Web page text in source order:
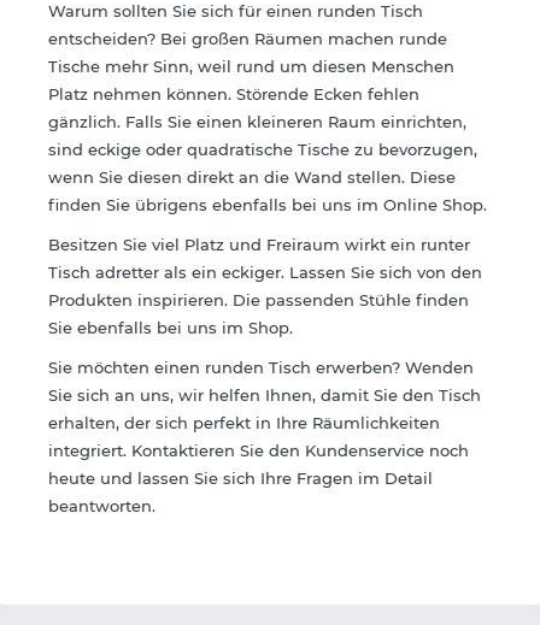
Warum sollten Sie sich für einen runden Tisch
entscheiden? Bei großen Räumen machen runde
Tische mehr Sinn, weil rund um diesen Menschen
Platz nehmen können. Störende Ecken fehlen
gänzlich. Falls Sie einen kleineren Raum einrichten,
sind eckige oder quadratische Tische zu bevorzugen,
wenn Sie diesen direkt an die Wand stellen. Diese
finden Sie übrigens ebenfalls bei uns im Online Shop.
Besitzen Sie viel Platz und Freiraum wirkt ein runter
Tisch adretter als ein eckiger. Lassen Sie sich von den
Produkten inspirieren. Die passenden Stühle finden
Sie ebenfalls bei uns im Shop.
Sie möchten einen runden Tisch erwerben? Wenden
Sie sich an uns, wir helfen Ihnen, damit Sie den Tisch
erhalten, der sich perfekt in Ihre Räumlichkeiten
integriert. Kontaktieren Sie den Kundenservice noch
heute und lassen Sie sich Ihre Fragen im Detail
beantworten.